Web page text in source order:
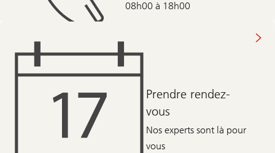
08h00 à 18h00
Prendre rendez-
vous
Nos experts sont là pour
vous